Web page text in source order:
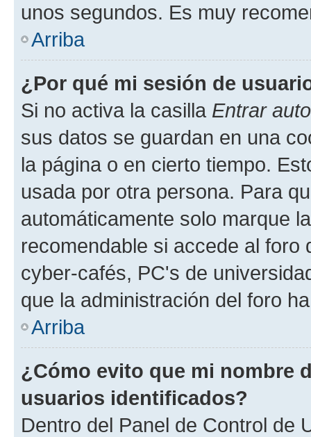
unos segundos. Es muy
Arriba
¿Por qué mi sesión de
Si no activa la casilla Entrar
sus datos se guardan en una
la página o en cierto tiempo.
usada por otra persona. Para
automáticamente solo marque
recomendable si accede al foro
cyber-cafés, PC's de
que la administración del foro
Arriba
¿Cómo evito que mi nombre
usuarios identificados?
Dentro del Panel de Control de